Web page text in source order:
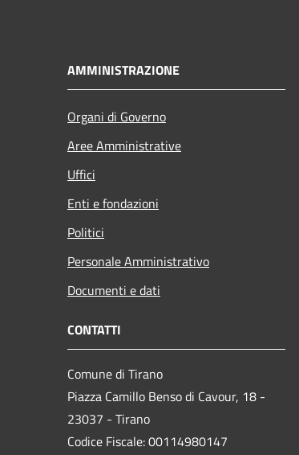
AMMINISTRAZIONE
Organi di Governo
Aree Amministrative
Uffici
Enti e fondazioni
Politici
Personale Amministrativo
Documenti e dati
CONTATTI
Comune di Tirano
Piazza Camillo Benso di Cavour, 18 -
23037 - Tirano
Codice Fiscale: 00114980147